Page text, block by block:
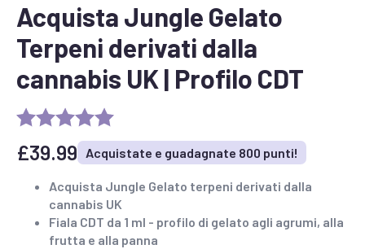
Acquista Jungle Gelato
Terpeni derivati dalla
cannabis UK | Profilo CDT
£39.99 Acquistate e guadagnate 800 punti!
Acquista Jungle Gelato terpeni derivati dalla
cannabis UK
Fiala CDT da 1 ml - profilo di gelato agli agrumi, alla
frutta e alla panna